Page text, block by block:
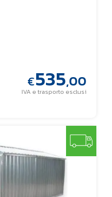
€535,00
IVA e trasporto esclusi